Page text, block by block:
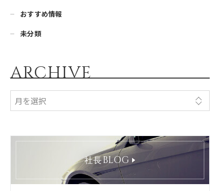
おすすめ情報
未分類
ARCHIVE
社長BLOG